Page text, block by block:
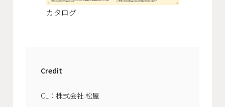
カタログ
Credit
CL：株式会社 松屋